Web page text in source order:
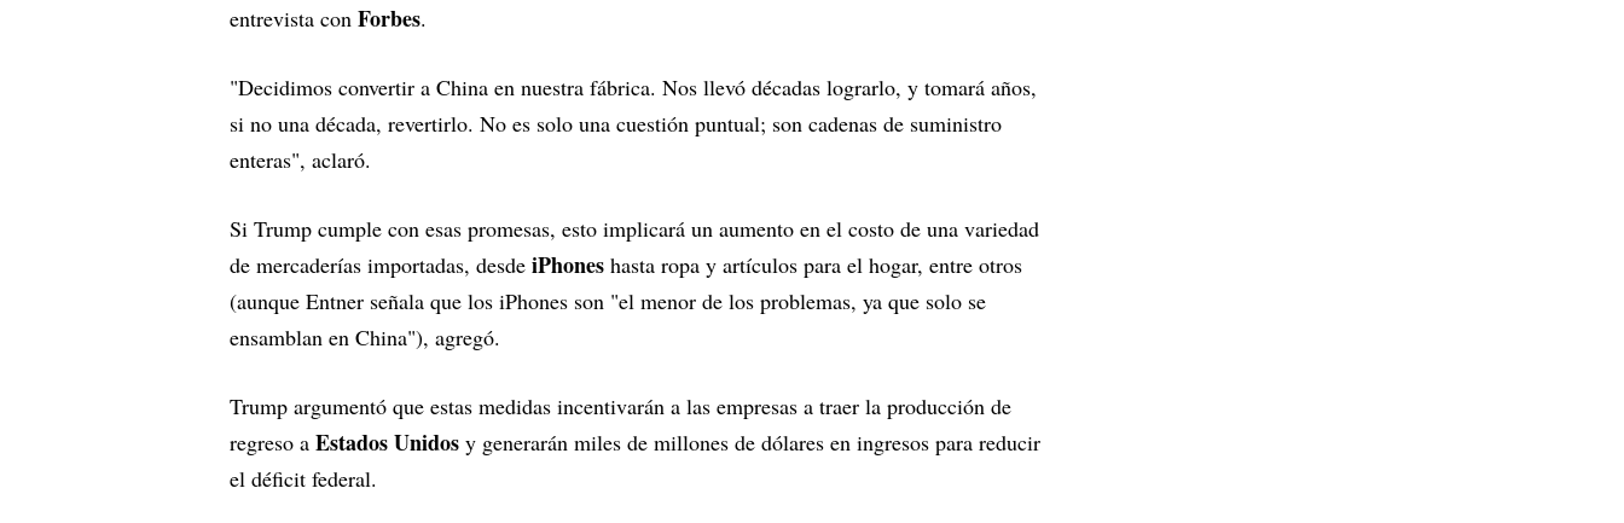
entrevista con Forbes.
"Decidimos convertir a China en nuestra fábrica. Nos llevó décadas lograrlo, y tomará años,
si no una década, revertirlo. No es solo una cuestión puntual; son cadenas de suministro
enteras", aclaró.
Si Trump cumple con esas promesas, esto implicará un aumento en el costo de una variedad
de mercaderías importadas, desde iPhones hasta ropa y artículos para el hogar, entre otros
(aunque Entner señala que los iPhones son "el menor de los problemas, ya que solo se
ensamblan en China"), agregó.
Trump argumentó que estas medidas incentivarán a las empresas a traer la producción de
regreso a Estados Unidos y generarán miles de millones de dólares en ingresos para reducir
el déficit federal.